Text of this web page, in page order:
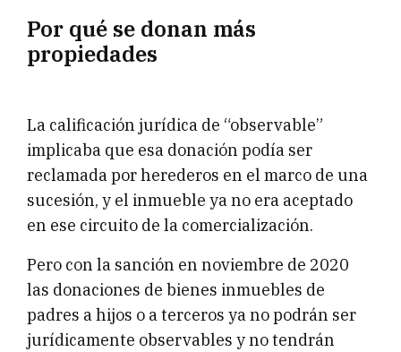
Por qué se donan más
propiedades
La calificación jurídica de “observable”
implicaba que esa donación podía ser
reclamada por herederos en el marco de una
sucesión, y el inmueble ya no era aceptado
en ese circuito de la comercialización.
Pero con la sanción en noviembre de 2020
las donaciones de bienes inmuebles de
padres a hijos o a terceros ya no podrán ser
jurídicamente observables y no tendrán